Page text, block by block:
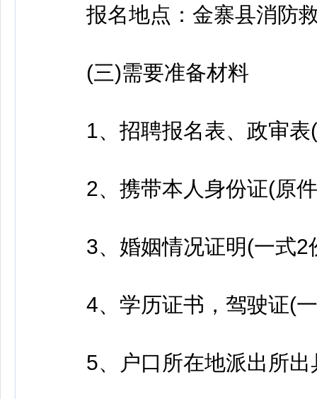
报名地点：金寨县消防救
(三)需要准备材料
1、招聘报名表、政审表(
2、携带本人身份证(原件
3、婚姻情况证明(一式2
4、学历证书，驾驶证(一
5、户口所在地派出所出